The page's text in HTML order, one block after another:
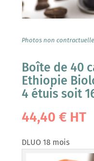
Photos non
Boîte de 40
Ethiopie
4 étuis soit
44,40 € HT
DLUO 18 mois